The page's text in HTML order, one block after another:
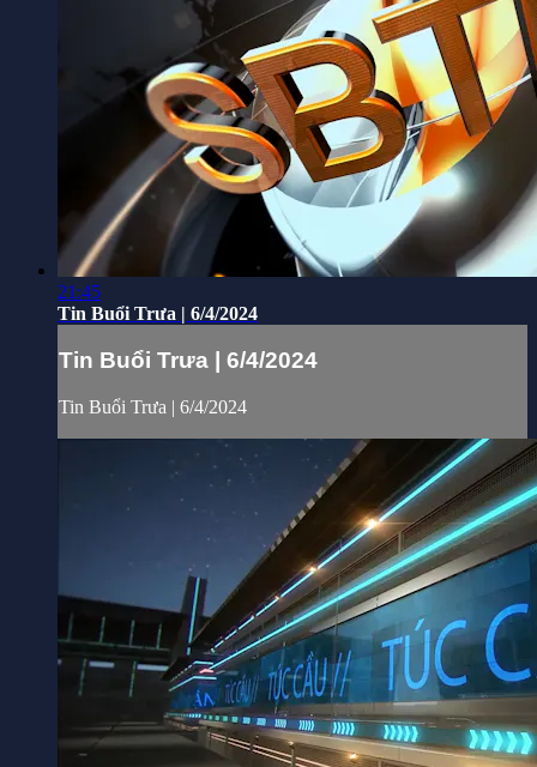
21:45
Tin Buổi Trưa | 6/4/2024
Tin Buổi Trưa | 6/4/2024
Tin Buổi Trưa | 6/4/2024